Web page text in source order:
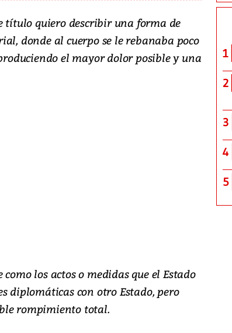
título quiero describir una forma de
donde al cuerpo se le rebanaba poco
el mayor dolor posible y una
los actos o medidas que el Estado
diplomáticas con otro Estado, pero
rompimiento total.
1
2
3
4
5